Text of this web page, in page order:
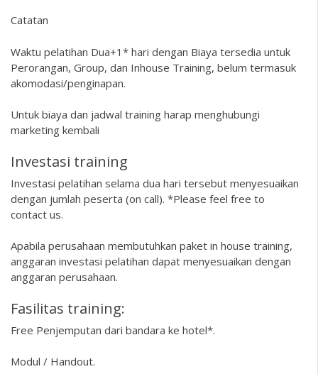
Catatan
Waktu pelatihan Dua+1* hari dengan Biaya tersedia untuk
Perorangan, Group, dan Inhouse Training, belum termasuk
akomodasi/penginapan.
Untuk biaya dan jadwal training harap menghubungi
marketing kembali
Investasi training
Investasi pelatihan selama dua hari tersebut menyesuaikan
dengan jumlah peserta (on call). *Please feel free to
contact us.
Apabila perusahaan membutuhkan paket in house training,
anggaran investasi pelatihan dapat menyesuaikan dengan
anggaran perusahaan.
Fasilitas training:
Free Penjemputan dari bandara ke hotel*.
Modul / Handout.